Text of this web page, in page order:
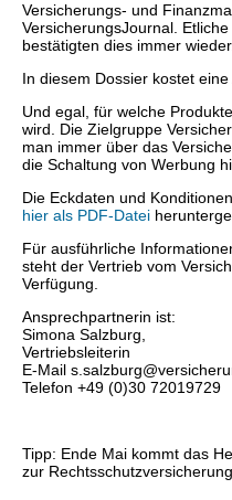
Versicherungs- und
VersicherungsJournal.
bestätigten dies immer wieder.
In diesem Dossier kostet
Und egal, für welche
wird. Die Zielgruppe
man immer über das
die Schaltung von Werbung
Die Eckdaten und
hier als PDF-Datei
Für ausführliche
steht der Vertrieb vom
Verfügung.
Ansprechpartnerin ist:
Simona Salzburg,
Vertriebsleiterin
E-Mail
Telefon +49 (0)30 72019729
Tipp: Ende Mai kommt das
zur Rechtsschutzversicherung.